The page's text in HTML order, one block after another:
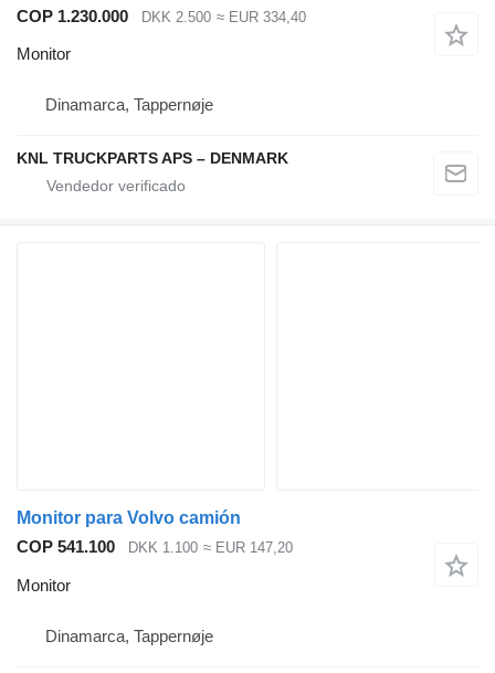
COP 1.230.000
DKK 2.500 ≈ EUR 334,40
Monitor
Dinamarca, Tappernøje
KNL TRUCKPARTS APS – DENMARK
Monitor para Volvo camión
COP 541.100
DKK 1.100 ≈ EUR 147,20
Monitor
Dinamarca, Tappernøje